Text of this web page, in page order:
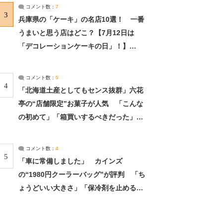
3
コメント数： 7
兵庫県の「ケーキ」の名店10選！ 一番
うまいと思う店はどこ？【7月12日は
「デコレーションケーキの日」！】
4
コメント数： 5
「北海道土産としてもセンス抜群」六花
亭の“店舗限定”お菓子が人気 「こんな
の初めて」「箱買いするべきだった」
5
コメント数： 4
「車に常備しました」 カインズ
の“1980円クーラーバッグ”が評判 「ち
ょうどいい大きさ」「保冷剤を止めるベ